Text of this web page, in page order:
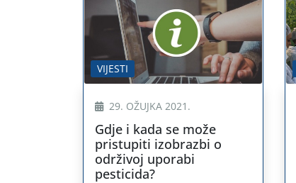
VIJESTI
29. OŽUJKA 2021.
Gdje i kada se može
pristupiti izobrazbi o
održivoj uporabi
pesticida?